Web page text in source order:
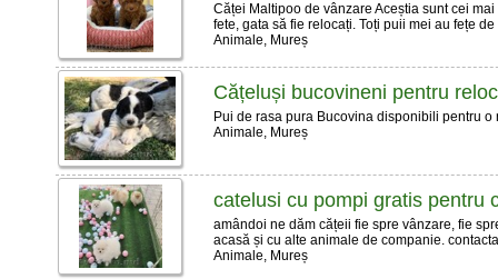
Căței Maltipoo de vânzare Aceștia sunt cei
fete, gata să fie relocați. Toți puii mei au fețe
Animale, Mureș
Cățeluși bucovineni pentru
Pui de rasa pura Bucovina disponibili pentru o
Animale, Mureș
catelusi cu pompi gratis pentru
amândoi ne dăm cățeii fie spre vânzare, fie
acasă și cu alte animale de companie.
Animale, Mureș